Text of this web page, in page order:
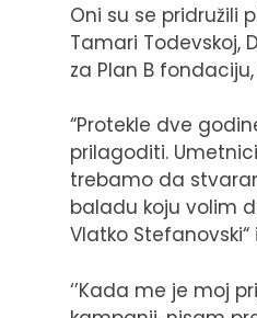
Oni su se pridružili
Tamari Todevskoj,
za Plan B
“Protekle dve
prilagoditi.
trebamo da
baladu koju volim
Vlatko
‘’Kada me je moj